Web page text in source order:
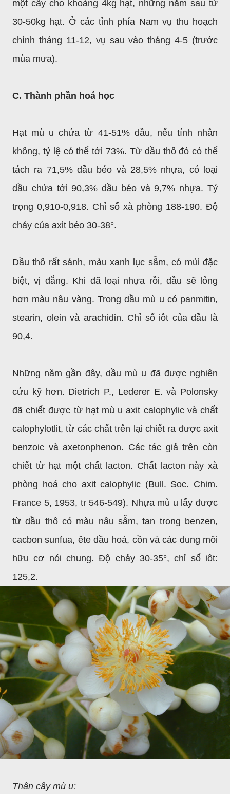
một cây cho khoảng 4kg hạt, những năm sau từ
30-50kg hạt. Ở các tỉnh phía Nam vụ thu hoạch
chính tháng 11-12, vụ sau vào tháng 4-5 (trước
mùa mưa).
C. Thành phần hoá học
Hạt mù u chứa từ 41-51% dầu, nếu tính nhân
không, tỷ lệ có thể tới 73%. Từ dầu thô đó có thể
tách ra 71,5% dầu béo và 28,5% nhựa, có loại
dầu chứa tới 90,3% dầu béo và 9,7% nhựa. Tỷ
trọng 0,910-0,918. Chỉ số xà phòng 188-190. Độ
chảy của axit béo 30-38°.
Dầu thô rất sánh, màu xanh lục sẫm, có mùi đặc
biệt, vị đắng. Khi đã loại nhựa rồi, dầu sẽ lỏng
hơn màu nâu vàng. Trong dầu mù u có panmitin,
stearin, olein và arachidin. Chỉ số iôt của dầu là
90,4.
Những năm gần đây, dầu mù u đã được nghiên
cứu kỹ hơn. Dietrich P., Lederer E. và Polonsky
đã chiết được từ hạt mù u axit calophylic và chất
calophylotlit, từ các chất trên lại chiết ra được axit
benzoic và axetonphenon. Các tác giả trên còn
chiết từ hạt một chất lacton. Chất lacton này xà
phòng hoá cho axit calophylic (Bull. Soc. Chim.
France 5, 1953, tr 546-549). Nhựa mù u lấy được
từ dầu thô có màu nâu sẫm, tan trong benzen,
cacbon sunfua, ête dầu hoả, cồn và các dung môi
hữu cơ nói chung. Độ chảy 30-35°, chỉ số iôt:
125,2.
Thân cây mù u: